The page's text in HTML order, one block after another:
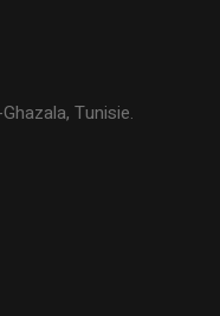
Tunisie.